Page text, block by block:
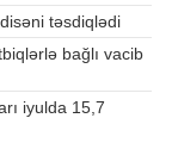
təsdiqlədi
bağlı vacib
iyulda 15,7